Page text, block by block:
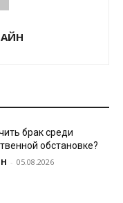
брак среди
обстановке?
- 05.08.2026